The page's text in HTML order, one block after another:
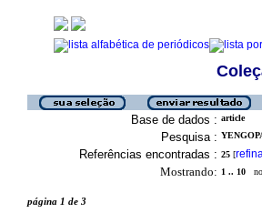
Base de dados : article
Pesquisa :
Referências encontradas : 25 [
Mostrando: 1 .. 10
página 1 de 3